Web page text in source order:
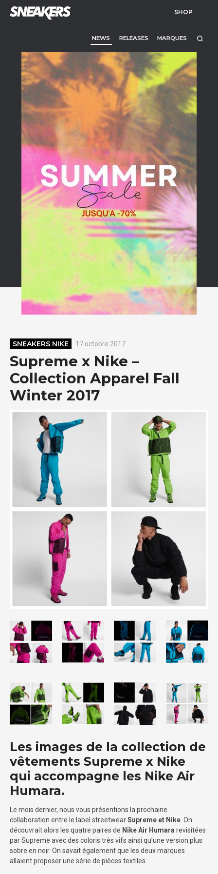
SHOP
NEWS RELEASES MARQUES
SNEAKERS NIKE 17 octobre 2017
Supreme x Nike –
Collection Apparel Fall
Winter 2017
Les images de la collection de
vêtements Supreme x Nike
qui accompagne les Nike Air
Humara.
Le mois dernier, nous vous présentions la prochaine
collaboration entre le label streetwearSupreme et Nike . On
découvrait alors les quatre paires de Nike Air Humara revisitées
par Supreme avec des coloris très vifs ainsi qu’une version plus
sobre en noir. On savait également que les deux marques
allaient proposer une série de pièces textiles.